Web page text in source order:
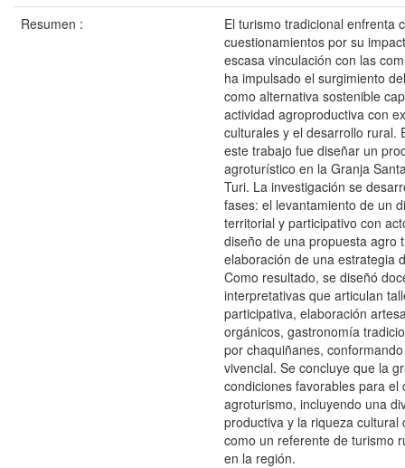
Resumen :
El turismo tradicional enfrenta
cuestionamientos por su
escasa vinculación con las
ha impulsado el surgimiento
como alternativa sostenible
actividad agroproductiva con
culturales y el desarrollo rural.
este trabajo fue diseñar un
agroturístico en la Granja
Turi. La investigación se
fases: el levantamiento de un
territorial y participativo con
diseño de una propuesta agro
elaboración de una estrategia
Como resultado, se diseñó
interpretativas que articulan
participativa, elaboración
orgánicos, gastronomía
por chaquiñanes,
vivencial. Se concluye que la
condiciones favorables para el
agroturismo, incluyendo una
productiva y la riqueza cultural
como un referente de turismo
en la región.